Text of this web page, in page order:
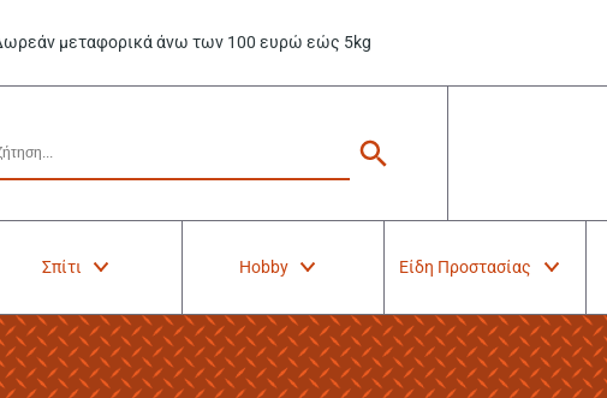
μεταφορικά άνω των 100 ευρώ εώς 5kg
Σπίτι Hobby Είδη Προστασίας